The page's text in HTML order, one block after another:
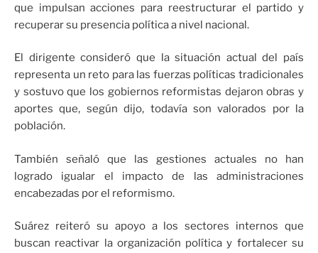
que impulsan acciones para reestructurar el partido y
recuperar su presencia política a nivel nacional.
El dirigente consideró que la situación actual del país
representa un reto para las fuerzas políticas tradicionales
y sostuvo que los gobiernos reformistas dejaron obras y
aportes que, según dijo, todavía son valorados por la
población.
También señaló que las gestiones actuales no han
logrado igualar el impacto de las administraciones
encabezadas por el reformismo.
Suárez reiteró su apoyo a los sectores internos que
buscan reactivar la organización política y fortalecer su